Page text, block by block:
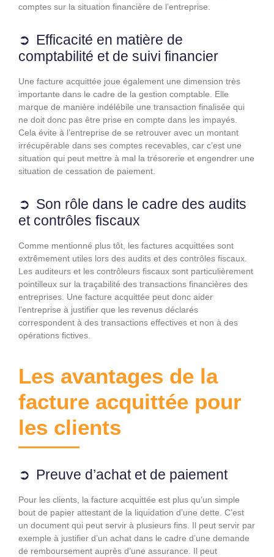
comptes sur la situation financière de l’entreprise.
Efficacité en matière de
comptabilité et de suivi financier
Une facture acquittée joue également une dimension très
importante dans le cadre de la gestion comptable. Elle
marque de manière indélébile une transaction finalisée qui
ne doit donc pas être prise en compte dans les impayés.
Cela évite à l’entreprise de se retrouver avec un montant
irrécupérable dans ses comptes recevables, car c’est une
situation qui peut mettre à mal la trésorerie et engendrer une
situation de cessation de paiement.
Son rôle dans le cadre des audits
et contrôles fiscaux
Comme mentionné plus tôt, les factures acquittées sont
extrêmement utiles lors des audits et des contrôles fiscaux.
Les auditeurs et les contrôleurs fiscaux sont particulièrement
pointilleux sur la traçabilité des transactions financières des
entreprises. Une facture acquittée peut donc aider
l’entreprise à justifier que les revenus déclarés
correspondent à des transactions effectives et non à des
opérations fictives.
Les avantages de la
facture acquittée pour
les clients
Preuve d’achat et de paiement
Pour les clients, la facture acquittée est plus qu’un simple
bout de papier attestant de la liquidation d’une dette. C’est
un document qui peut servir à plusieurs fins. Il peut servir par
exemple à justifier d’un achat dans le cadre d’une demande
de remboursement auprès d’une assurance. Il peut